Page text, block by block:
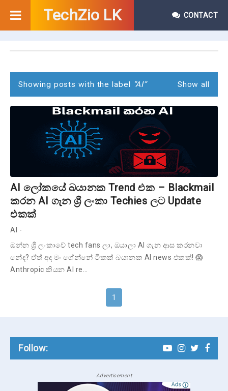
TechZio LK CONTACT
o
t
Showing posts with the label AI Show all
AI ලෝකයේ බයානක Trend එක – Blackmail
කරන AI ගැන ශ්‍රී ලංකා Techies ලට Update
එකක්
AI -
ඔන්න ශ්‍රී ලංකාවේ tech fans ලා, ඔයාලා AI ගැන ආස කරනවා
නේද? ඒත් අද මං ගේන්නේ ටිකක් බයානක AI news එකක්! 😱
Anthropic කියන AI re…
1
Follow:
Advertisement